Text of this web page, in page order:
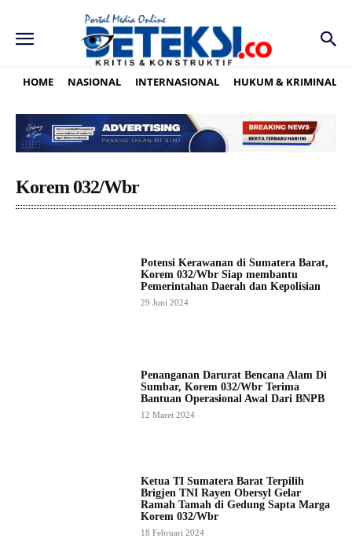
HOME NASIONAL INTERNASIONAL HUKUM & KRIMINAL
Korem 032/Wbr
Potensi Kerawanan di Sumatera Barat,
Korem 032/Wbr Siap membantu
Pemerintahan Daerah dan Kepolisian
29 Juni 2024
Penanganan Darurat Bencana Alam Di
Sumbar, Korem 032/Wbr Terima
Bantuan Operasional Awal Dari BNPB
12 Maret 2024
Ketua TI Sumatera Barat Terpilih
Brigjen TNI Rayen Obersyl Gelar
Ramah Tamah di Gedung Sapta Marga
Korem 032/Wbr
18 Februari 2024